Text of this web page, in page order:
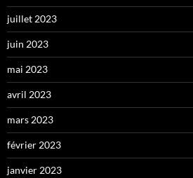
juillet 2023
juin 2023
mai 2023
avril 2023
mars 2023
février 2023
janvier 2023